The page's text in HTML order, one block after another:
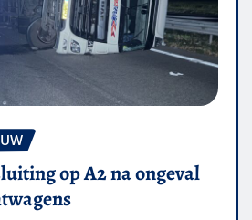
op A2 na ongeval